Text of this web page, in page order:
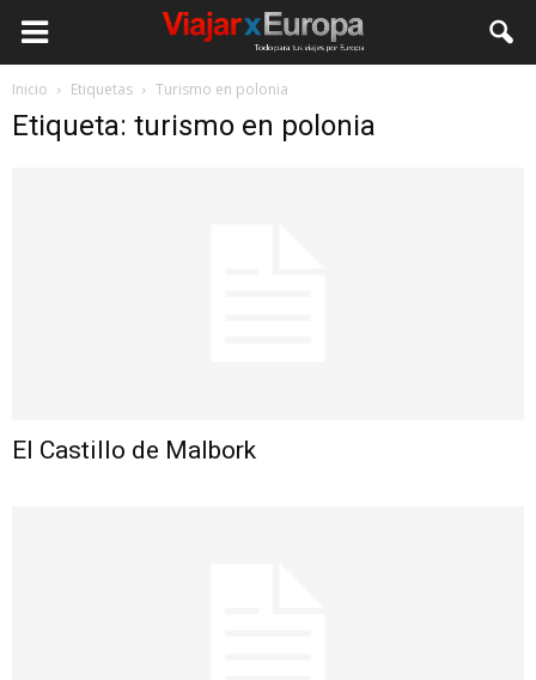
Viajar
por
Inicio Etiquetas Turismo en polonia
Etiqueta: turismo en polonia
El Castillo de Malbork